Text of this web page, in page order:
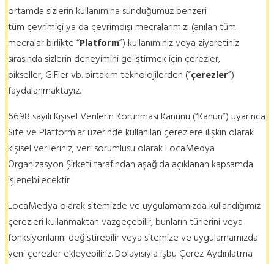
ortamda sizlerin kullanımına sunduğumuz benzeri
tüm çevrimiçi ya da çevrimdışı mecralarımızı (anılan tüm
mecralar birlikte “Platform”) kullanımınız veya ziyaretiniz
sırasında sizlerin deneyimini geliştirmek için çerezler,
pikseller, GIFler vb. birtakım teknolojilerden (“çerezler”)
faydalanmaktayız.
6698 sayılı Kişisel Verilerin Korunması Kanunu (“Kanun”) uyarınca
Site ve Platformlar üzerinde kullanılan çerezlere ilişkin olarak
kişisel verileriniz; veri sorumlusu olarak LocaMedya
Organizasyon Şirketi tarafından aşağıda açıklanan kapsamda
işlenebilecektir
LocaMedya olarak sitemizde ve uygulamamızda kullandığımız
çerezleri kullanmaktan vazgeçebilir, bunların türlerini veya
fonksiyonlarını değiştirebilir veya sitemize ve uygulamamızda
yeni çerezler ekleyebiliriz. Dolayısıyla işbu Çerez Aydınlatma